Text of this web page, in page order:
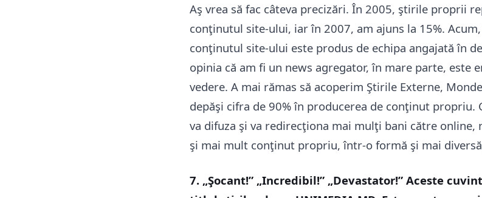
Aş vrea să fac câteva precizări. În 2005, ştirile proprii
conţinutul site-ului, iar în 2007, am ajuns la 15%.
conţinutul site-ului este produs de echipa angajată în
opinia că am fi un news agregator, în mare parte, este
vedere. A mai rămas să acoperim Ştirile Externe,
depăşi cifra de 90% în producerea de conţinut propriu.
va difuza şi va redirecţiona mai mulţi bani către online,
şi mai mult conţinut propriu, într-o formă şi mai
7. „Şocant!” „Incredibil!” „Devastator!” Aceste